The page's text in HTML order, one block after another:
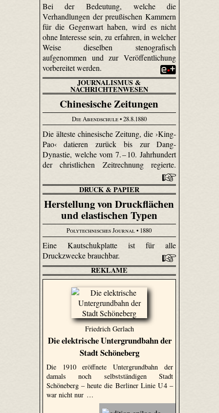
Bei der Bedeutung, welche die
Verhandlungen der preußischen Kammern
für die Gegenwart haben, wird es nicht
ohne Interesse sein, zu erfahren, in welcher
Weise dieselben stenografisch
aufgenommen und zur Veröffentlichung
vorbereitet werden.
JOURNALISMUS &
NACHRICHTENWESEN
Chinesische Zeitungen
Die Abendschule• 28.8.1880
Die älteste chinesische Zeitung, die ›King-
Pao‹ datieren zurück bis zur Dang-
Dynastie, welche vom 7. – 10. Jahrhundert
der christlichen Zeitrechnung regierte.
DRUCK & PAPIER
Herstellung von Druckflächen
und elastischen Typen
Polytechnisches Journal• 1880
Eine Kautschukplatte ist für alle
Druckzwecke brauchbar.
REKLAME
Friedrich Gerlach
Die elektrische Untergrundbahn der
Stadt Schöneberg
Die 1910 eröffnete Untergrundbahn der
damals noch selbstständigen Stadt
Schöneberg – heute die Berliner Linie U 4 –
war nicht nur …